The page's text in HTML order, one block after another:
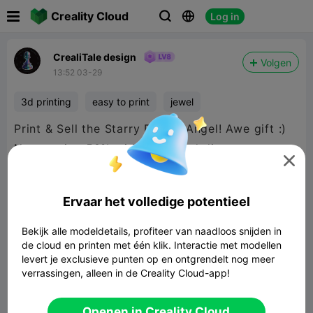
Creality Cloud   Log in
CrealiTale design
13:52 03-29
Volgen
3d printing easy to print jewel
Print & Sell the Starry Rabbit Angel! Awe gift :)
Now saving 50% with early bird discounts

Ervaar het volledige potentieel
Bekijk alle modeldetails, profiteer van naadloos snijden in
de cloud en printen met één klik. Interactie met modellen
levert je exclusieve punten op en ontgrendelt nog meer
verrassingen, alleen in de Creality Cloud-app!